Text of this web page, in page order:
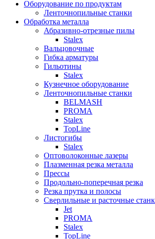
Оборудование по продуктам
Ленточнопильные станки
Обработка металла
Абразивно-отрезные пилы
Stalex
Вальцовочные
Гибка арматуры
Гильотины
Stalex
Кузнечное оборудование
Ленточнопильные станки
BELMASH
PROMA
Stalex
TopLine
Листогибы
Stalex
Оптоволоконные лазеры
Плазменная резка металла
Прессы
Продольно-поперечная резка
Резка прутка и полосы
Сверлильные и расточные
Jet
PROMA
Stalex
TopLine